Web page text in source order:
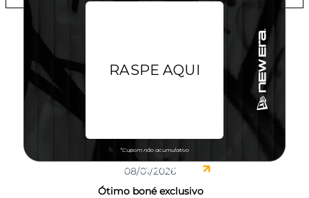
AVALIAÇÕES DO PRODUTO
Rafael Edival Vicente Ferreira
08/01/2026
Ótimo boné exclusivo